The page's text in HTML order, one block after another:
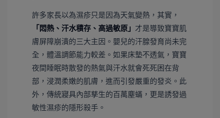
許多家長以為濕疹只是因為天氣變熱，其實，
「悶熱、汗水積存、高過敏原」 才是導致寶寶肌
膚屏障崩潰的三大主因。嬰兒的汗腺發育尚未完
全，體溫調節能力較差。如果床墊不透氣，寶寶
夜間睡眠時散發的熱氣與汗水就會死死困在背
部，浸潤柔嫩的肌膚，進而引發嚴重的發炎。此
外，傳統寢具內部孳生的百萬塵蟎，更是誘發過
敏性濕疹的隱形殺手。